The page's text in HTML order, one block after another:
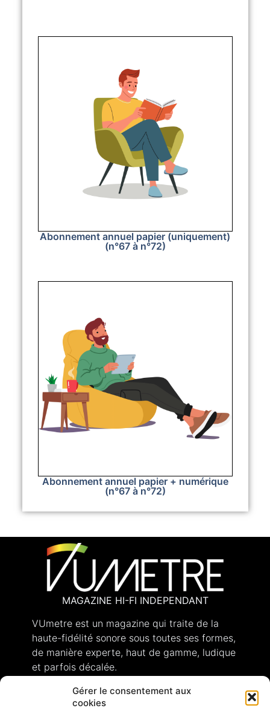
Gérer le consentement aux
cookies
Abonnement annuel papier (uniquement)
(n°67 à n°72)
Abonnement annuel papier + numérique
(n°67 à n°72)
MAGAZINE HI-FI INDEPENDANT
VUmetre est un magazine qui traite de la
haute-fidélité sonore sous toutes ses formes,
de manière experte, haut de gamme, ludique
et parfois décalée.